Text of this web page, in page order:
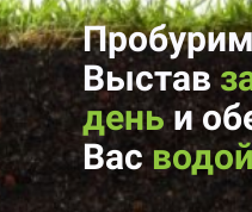
Выстав
деньи
Вас